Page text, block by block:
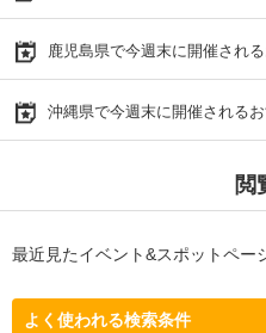
鹿児島県で今週末に開催され
沖縄県で今週末に開催される
閲
最近見たイベント&スポットペー
よく使われる検索条件